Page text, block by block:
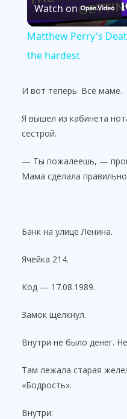
Watch on
Matthew Perry's
the hardest
И вот теперь. Всё маме.
Я вышел из кабинета
сестрой.
— Ты пожалеешь, —
Мама сделала
Банк на улице Ленина.
Ячейка 214.
Код — 17.08.1989.
Замок щёлкнул.
Внутри не было денег.
Там лежала старая
«Бодрость».
Внутри: